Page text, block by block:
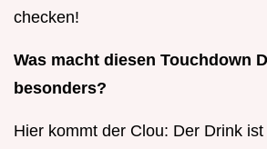
checken!
Was macht diesen Touchdown
besonders?
Hier kommt der Clou: Der Drink